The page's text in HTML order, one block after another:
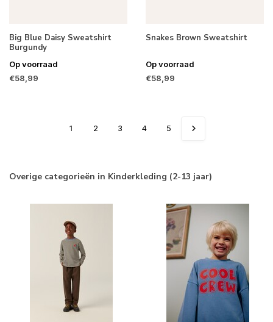
Big Blue Daisy Sweatshirt
Burgundy
Op voorraad
€58,99
Snakes Brown Sweatshirt
Op voorraad
€58,99
1 2 3 4 5
Overige categorieën in Kinderkleding (2-13 jaar)